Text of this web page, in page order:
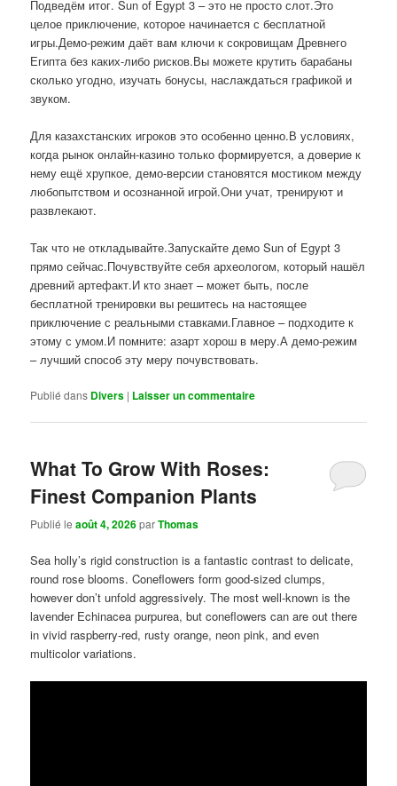
Подведём итог. Sun of Egypt 3 – это не просто слот.Это
целое приключение, которое начинается с бесплатной
игры.Демо-режим даёт вам ключи к сокровищам Древнего
Египта без каких-либо рисков.Вы можете крутить барабаны
сколько угодно, изучать бонусы, наслаждаться графикой и
звуком.
Для казахстанских игроков это особенно ценно.В условиях,
когда рынок онлайн-казино только формируется, а доверие к
нему ещё хрупкое, демо-версии становятся мостиком между
любопытством и осознанной игрой.Они учат, тренируют и
развлекают.
Так что не откладывайте.Запускайте демо Sun of Egypt 3
прямо сейчас.Почувствуйте себя археологом, который нашёл
древний артефакт.И кто знает – может быть, после
бесплатной тренировки вы решитесь на настоящее
приключение с реальными ставками.Главное – подходите к
этому с умом.И помните: азарт хорош в меру.А демо-режим
– лучший способ эту меру почувствовать.
Publié dans Divers | Laisser un commentaire
What To Grow With Roses:
Finest Companion Plants
Publié leaoût 4, 2026parThomas
Sea holly’s rigid construction is a fantastic contrast to delicate,
round rose blooms. Coneflowers form good-sized clumps,
however don’t unfold aggressively. The most well-known is the
lavender Echinacea purpurea, but coneflowers can are out there
in vivid raspberry-red, rusty orange, neon pink, and even
multicolor variations.